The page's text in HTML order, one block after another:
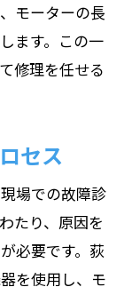
モーターの長
ます。この一
修理を任せる
セス
場での故障診
たり、原因を
必要です。荻
を使用し、モ